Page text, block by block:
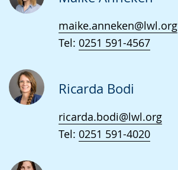
wird
maike.anneken@lwl.org
Tel: 0251 591-4567
Ricarda Bodi
ricarda.bodi@lwl.org
Tel: 0251 591-4020